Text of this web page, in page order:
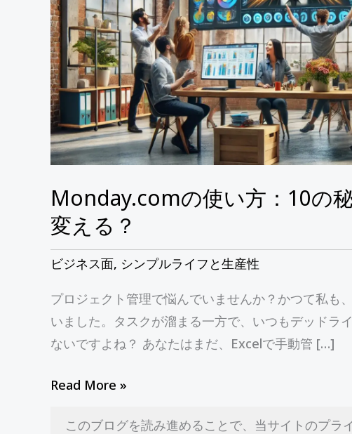
Monday.comの使い方：10の
変える？
ビジネス面, シンプルライフと生産性
プロジェクト管理で悩んでいませんか？かつて私も
いました。タスクが溜まる一方で、いつもデッドラ
ないですよね？ あなたはまだ、Excelで手動管 […]
の
秘
訣
で
プ
ロ
ジ
ェ
ク
ト
管
理
変
え
る？
Read More »
このブログを読み進めることで、当サイトのプラ